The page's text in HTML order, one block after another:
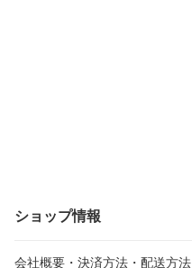
ショップ情報
会社概要・決済方法・配送方法